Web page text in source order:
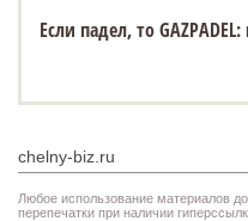
Если падел, то
chelny-biz.ru
Любое использование материалов
перепечатки при наличии